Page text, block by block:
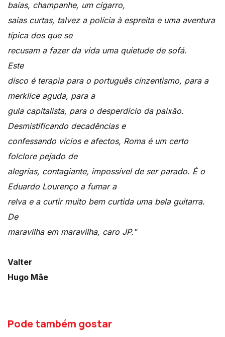
baías, champanhe, um cigarro,
saias curtas, talvez a polícia à espreita e uma aventura
típica dos que se
recusam a fazer da vida uma quietude de sofá.
Este
disco é terapia para o português cinzentismo, para a
merklice aguda, para a
gula capitalista, para o desperdício da paixão.
Desmistificando decadências e
confessando vícios e afectos, Roma é um certo
folclore pejado de
alegrias, contagiante, impossível de ser parado. É o
Eduardo Lourenço a fumar a
relva e a curtir muito bem curtida uma bela guitarra.
De
maravilha em maravilha, caro JP."
Valter
Hugo Mãe
Pode também gostar